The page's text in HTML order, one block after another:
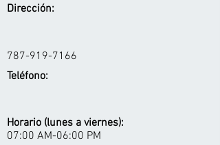
Dirección:
787-919-7166
Teléfono:
Horario (lunes a viernes):
07:00 AM-06:00 PM